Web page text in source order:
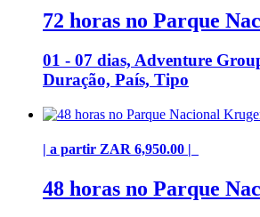
72 horas no Parque
01 - 07 dias, Adventure
Duração, País, Tipo
| a partir ZAR 6,950.00 |
48 horas no Parque